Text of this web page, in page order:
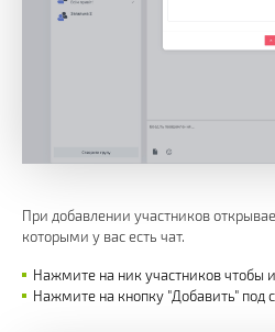
При добавлении участников
которыми у вас есть чат.
Нажмите на ник участников чтобы
Нажмите на кнопку "Добавить" под